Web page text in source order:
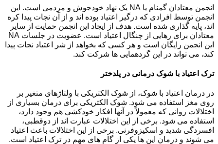
انجمن معتادان گمنام یا NA یک نهاد خودجوش و مردمی است. این
انجمن توسط افرادی که درگیر اعتیاد بوده اند و از آن نجات پیدا کره
اند، پایه گذاری شده است. هدف از ایجاد این انجمن حمایت از سایر
معتادان برای رهایی از چنگال اعتیاد است. عضویت در جلسات NA
این انجمن رایگان است و هر کسی که بخواهد از شر اعتیاد نجات پیدا
کند، می تواند در این گردهمایی ها شرکت کند.
ترک اعتیاد با شوک درمانی در پلدختر
در درمان اعتیاد با شوک، از شوک الکتریکی با ولتاژهای متغیر بر
روی مغز استفاده می شود. شوک الکتریکی برای درمان بسیاری از
اختلالات روانی که معمولاً در آنها افکار خودکشی هم وجود دارد،
استفاده می شود. برخی از این اختلالات عبارت اند از دوقطبی،
افسردگی شدید و اسکیزوفرنی. برخی از این اختلالات باعث اعتیاد
می شوند و درمان این ها یکی از گام های مهم در ترک اعتیاد است.